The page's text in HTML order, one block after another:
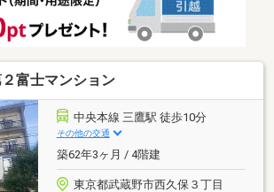
富士マンション
中央本線 三鷹駅 徒歩10分
その他の交通
築62年3ヶ月 / 4階建
東京都武蔵野市西久保３丁目